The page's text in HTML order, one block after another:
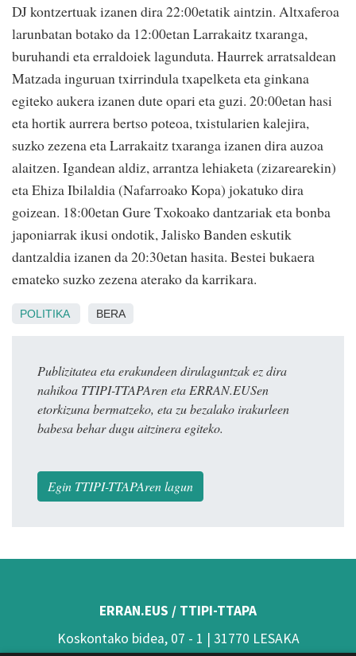
DJ kontzertuak izanen dira 22:00etatik aintzin. Altxaferoa
larunbatan botako da 12:00etan Larrakaitz txaranga,
buruhandi eta erraldoiek lagunduta. Haurrek arratsaldean
Matzada inguruan txirrindula txapelketa eta ginkana
egiteko aukera izanen dute opari eta guzi. 20:00etan hasi
eta hortik aurrera bertso poteoa, txistularien kalejira,
suzko zezena eta Larrakaitz txaranga izanen dira auzoa
alaitzen. Igandean aldiz, arrantza lehiaketa (zizarearekin)
eta Ehiza Ibilaldia (Nafarroako Kopa) jokatuko dira
goizean. 18:00etan Gure Txokoako dantzariak eta bonba
japoniarrak ikusi ondotik, Jalisko Banden eskutik
dantzaldia izanen da 20:30etan hasita. Bestei bukaera
emateko suzko zezena aterako da karrikara.
POLITIKA BERA
Publizitatea eta erakundeen dirulaguntzak ez dira
nahikoa TTIPI-TTAPAren eta ERRAN.EUSen
etorkizuna bermatzeko, eta zu bezalako irakurleen
babesa behar dugu aitzinera egiteko.
Egin TTIPI-TTAPAren lagun
ERRAN.EUS / TTIPI-TTAPA
Koskontako bidea, 07 - 1 | 31770 LESAKA